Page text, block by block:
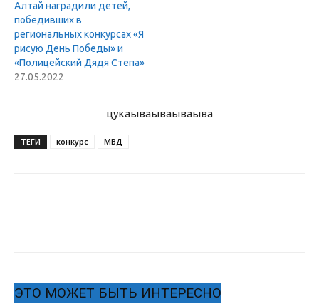
Алтай наградили детей,
победивших в
региональных конкурсах «Я
рисую День Победы» и
«Полицейский Дядя Степа»
27.05.2022
цукаываываываыва
ТЕГИ конкурс МВД
ЭТО МОЖЕТ БЫТЬ ИНТЕРЕСНО